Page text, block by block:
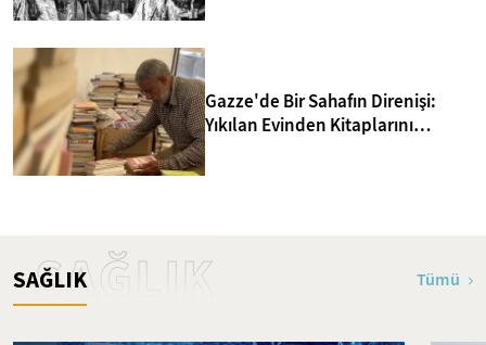
Gazze'de Bir Sahafın Direnişi:
Yıkılan Evinden Kitaplarını
SAĞLIK
SAĞLIK Tümü